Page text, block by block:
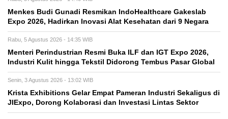
Menkes Budi Gunadi Resmikan IndoHealthcare Gakeslab
Expo 2026, Hadirkan Inovasi Alat Kesehatan dari 9 Negara
Rabu, 5 Agustus 2026 - 14:35 WIB
Menteri Perindustrian Resmi Buka ILF dan IGT Expo 2026,
Industri Kulit hingga Tekstil Didorong Tembus Pasar Global
Senin, 3 Agustus 2026 - 13:02 WIB
Krista Exhibitions Gelar Empat Pameran Industri Sekaligus di
JIExpo, Dorong Kolaborasi dan Investasi Lintas Sektor